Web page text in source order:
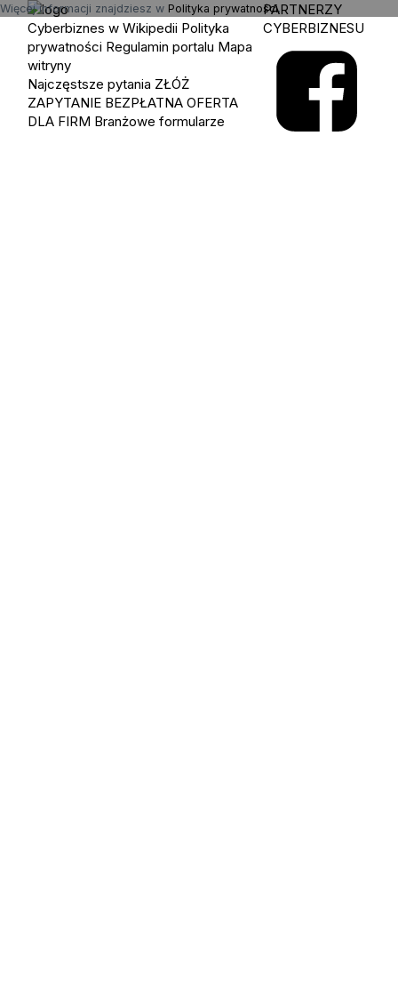
Więcej informacji znajdziesz w Polityka prywatności.
Cyberbiznes w Wikipedii Polityka
prywatności Regulamin portalu Mapa
witryny
Najczęstsze pytania ZŁÓŻ
ZAPYTANIE BEZPŁATNA OFERTA
DLA FIRM Branżowe formularze
PARTNERZY
CYBERBIZNESU